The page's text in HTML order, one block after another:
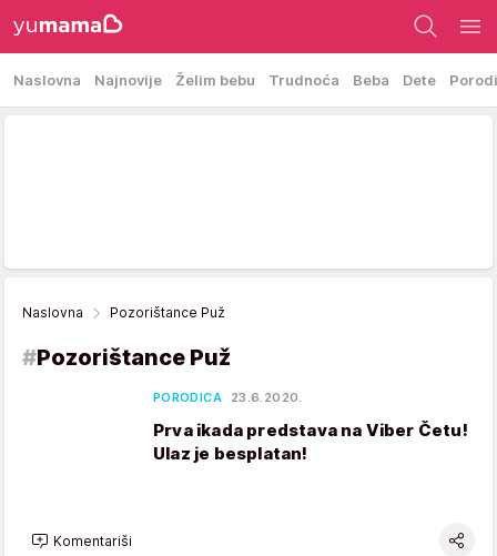
Naslovna Najnovije Želim bebu Trudnoća Beba Dete
Naslovna Pozorištance Puž
#Pozorištance Puž
PORODICA 23.6.2020.
Prva ikada predstava na Viber Četu!
Ulaz je besplatan!
Komentariši